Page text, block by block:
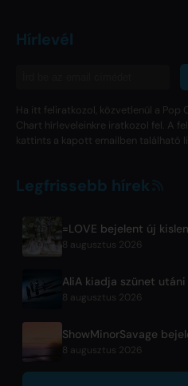
Hírlevél
Ha itt feliratkozol, közvetlenül a Pop
Chart hírleveleinkre iratkozol fel. A
kattints a kapott emailben található
Legfrissebb hírek
8 augusztus 2026
8 augusztus 2026
8 augusztus 2026